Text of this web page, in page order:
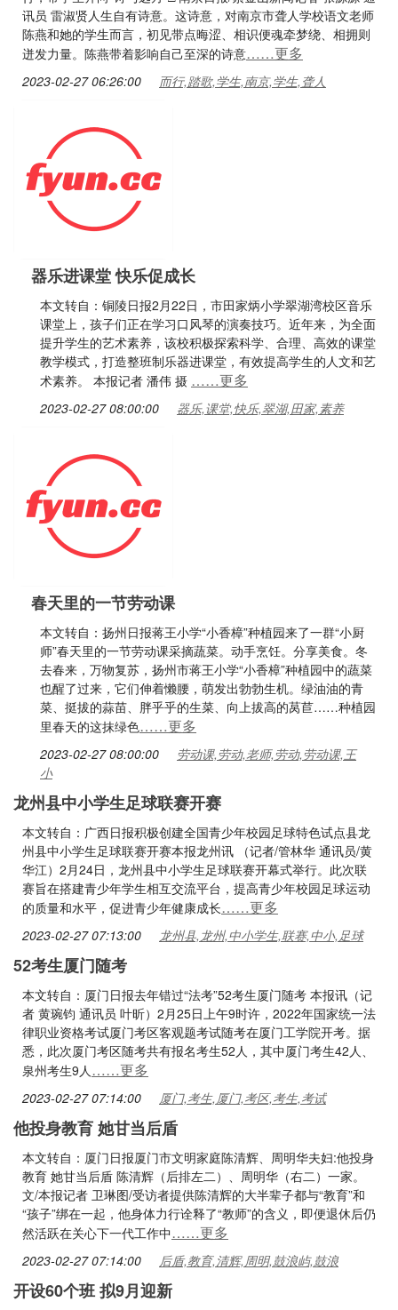
讯员 雷淑贤人生自有诗意。这诗意，对南京市聋人学校语文老师
陈燕和她的学生而言，初见带点晦涩、相识便魂牵梦绕、相拥则
迸发力量。陈燕带着影响自己至深的诗意……更多
2023-02-27 06:26:00 而行,踏歌,学生,南京,学生,聋人
器乐进课堂 快乐促成长
本文转自：铜陵日报2月22日，市田家炳小学翠湖湾校区音乐
课堂上，孩子们正在学习口风琴的演奏技巧。近年来，为全面
提升学生的艺术素养，该校积极探索科学、合理、高效的课堂
教学模式，打造整班制乐器进课堂，有效提高学生的人文和艺
术素养。 本报记者 潘伟 摄 ……更多
2023-02-27 08:00:00 器乐,课堂,快乐,翠湖,田家,素养
春天里的一节劳动课
本文转自：扬州日报蒋王小学“小香樟”种植园来了一群“小厨
师”春天里的一节劳动课采摘蔬菜。动手烹饪。分享美食。冬
去春来，万物复苏，扬州市蒋王小学“小香樟”种植园中的蔬菜
也醒了过来，它们伸着懒腰，萌发出勃勃生机。绿油油的青
菜、挺拔的蒜苗、胖乎乎的生菜、向上拔高的莴苣……种植园
里春天的这抹绿色……更多
2023-02-27 08:00:00
劳动课,劳动,老师,劳动,劳动课,王
小
龙州县中小学生足球联赛开赛
本文转自：广西日报积极创建全国青少年校园足球特色试点县龙
州县中小学生足球联赛开赛本报龙州讯 （记者/管林华 通讯员/黄
华江）2月24日，龙州县中小学生足球联赛开幕式举行。此次联
赛旨在搭建青少年学生相互交流平台，提高青少年校园足球运动
的质量和水平，促进青少年健康成长……更多
2023-02-27 07:13:00 龙州县,龙州,中小学生,联赛,中小,足球
52考生厦门随考
本文转自：厦门日报去年错过“法考”52考生厦门随考 本报讯（记
者 黄琬钧 通讯员 叶昕）2月25日上午9时许，2022年国家统一法
律职业资格考试厦门考区客观题考试随考在厦门工学院开考。据
悉，此次厦门考区随考共有报名考生52人，其中厦门考生42人、
泉州考生9人……更多
2023-02-27 07:14:00 厦门,考生,厦门,考区,考生,考试
他投身教育 她甘当后盾
本文转自：厦门日报厦门市文明家庭陈清辉、周明华夫妇:他投身
教育 她甘当后盾 陈清辉（后排左二）、周明华（右二）一家。
文/本报记者 卫琳图/受访者提供陈清辉的大半辈子都与“教育”和
“孩子”绑在一起，他身体力行诠释了“教师”的含义，即便退休后仍
然活跃在关心下一代工作中……更多
2023-02-27 07:14:00 后盾,教育,清辉,周明,鼓浪屿,鼓浪
开设60个班 拟9月迎新